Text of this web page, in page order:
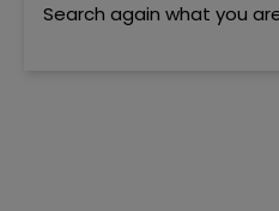
Search again what you